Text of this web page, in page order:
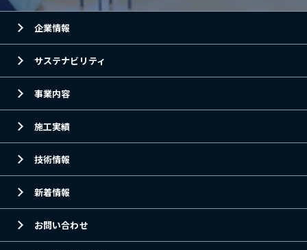
企業情報
サステナビリティ
事業内容
施工実績
技術情報
新着情報
お問い合わせ